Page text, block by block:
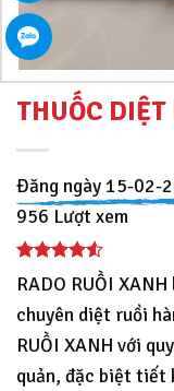
THUỐC
Đăng ngày 15-02-
956 Lượt xem
RADO RUỒI
chuyên diệt ruồi
RUỒI XANH với
quản, đặc biệt tiết